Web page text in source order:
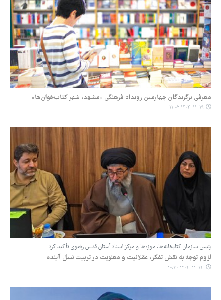
معرفی برگزیدگان چهارمین رویداد فرهنگی «مشهد، شهر کتاب‌خوان‌ها»
۱۴۰۴-۱۱-۱۹ ۱۱:۰۲
رئیس سازمان کتابخانه‌ها، موزه‌ها و مرکز اسناد آستان قدس رضوی تأکید کرد
لزوم توجه به نقش تفکر، عقلانیت و معنویت در تربیت نسل آینده
۱۴۰۴-۱۱-۱۴ ۱۰:۳۰